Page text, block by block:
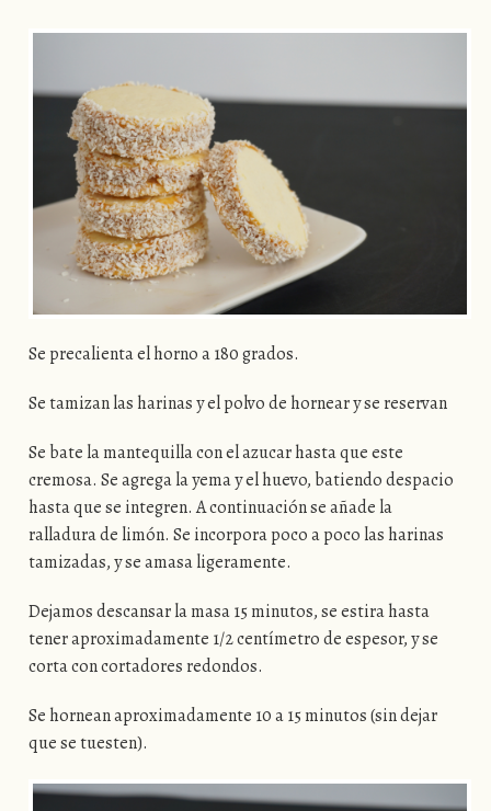
Se precalienta el horno a 180 grados.
Se tamizan las harinas y el polvo de hornear y se reservan
Se bate la mantequilla con el azucar hasta que este
cremosa. Se agrega la yema y el huevo, batiendo despacio
hasta que se integren. A continuación se añade la
ralladura de limón. Se incorpora poco a poco las harinas
tamizadas, y se amasa ligeramente.
Dejamos descansar la masa 15 minutos, se estira hasta
tener aproximadamente 1/2 centímetro de espesor, y se
corta con cortadores redondos.
Se hornean aproximadamente 10 a 15 minutos (sin dejar
que se tuesten).